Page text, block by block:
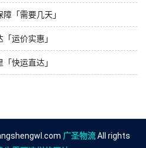
「需要几天」
运价实惠」
快运直达」
广圣物流All rights